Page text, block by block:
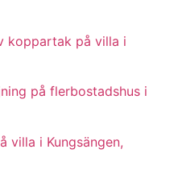
koppartak på villa i
på flerbostadshus i
villa i Kungsängen,